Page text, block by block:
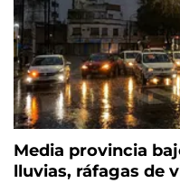
Media provincia
lluvias, ráfagas de